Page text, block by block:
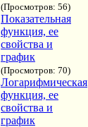
(Просмотров: 56)
Показательная
функция, ее
свойства и
график
(Просмотров: 70)
Логарифмическая
функция, ее
свойства и
график